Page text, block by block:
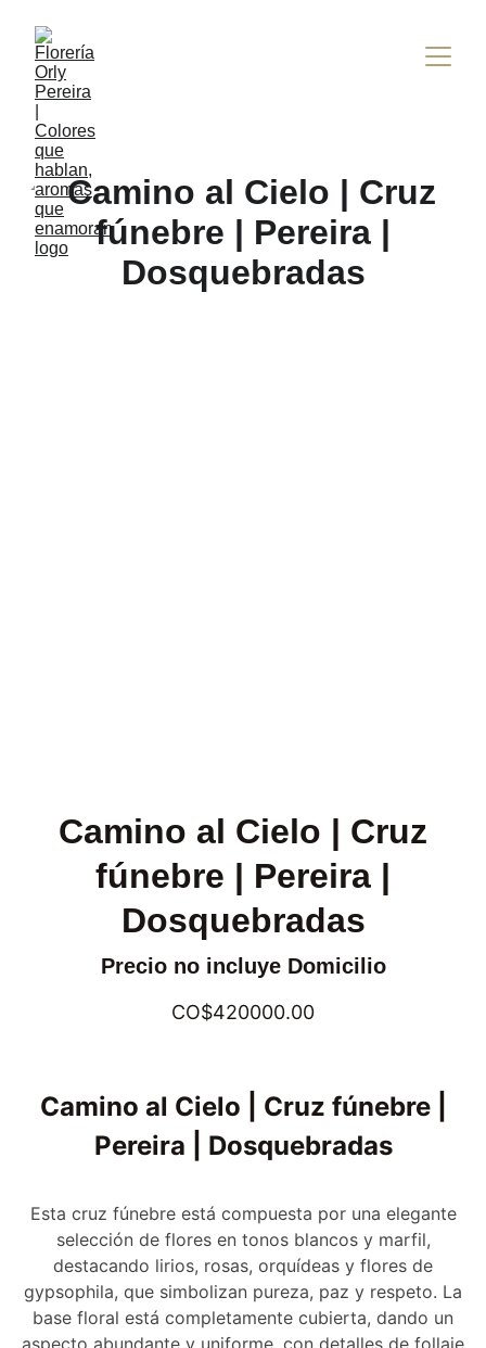
Camino al Cielo | Cruz
fúnebre | Pereira |
Dosquebradas
Precio no incluye Domicilio
CO$420000.00
Camino al Cielo | Cruz fúnebre |
Pereira | Dosquebradas
Esta cruz fúnebre está compuesta por una elegante
selección de flores en tonos blancos y marfil,
destacando lirios, rosas, orquídeas y flores de
gypsophila, que simbolizan pureza, paz y respeto. La
base floral está completamente cubierta, dando un
aspecto abundante y uniforme, con detalles de follaje